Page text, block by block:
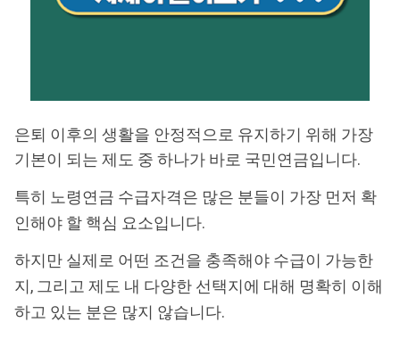
은퇴 이후의 생활을 안정적으로 유지하기 위해 가장
기본이 되는 제도 중 하나가 바로 국민연금입니다.
특히 노령연금 수급자격은 많은 분들이 가장 먼저 확
인해야 할 핵심 요소입니다.
하지만 실제로 어떤 조건을 충족해야 수급이 가능한
지, 그리고 제도 내 다양한 선택지에 대해 명확히 이해
하고 있는 분은 많지 않습니다.